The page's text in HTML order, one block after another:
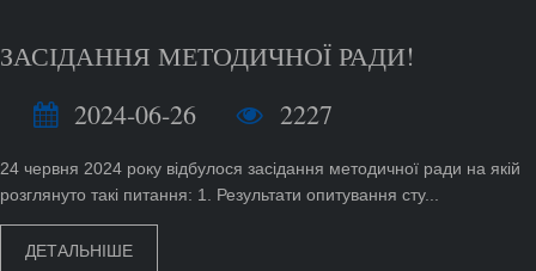
ЗАСІДАННЯ МЕТОДИЧНОЇ РАДИ!
2024-06-26
2227
24 червня 2024 року відбулося засідання методичної ради на якій
розглянуто такі питання: 1. Результати опитування сту...
ДЕТАЛЬНІШЕ